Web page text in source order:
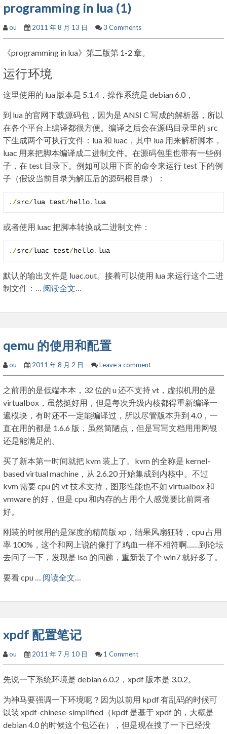
programming in lua (1)
ou 2011 年 8 月 13 日 3 Comments
《programming in lua》第二版第 1-2 章。
运行环境
这里使用的 lua 版本是 5.1.4，操作系统是 debian 6.0，
到 lua 的官网下载源码包，因为是 ANSI C 写成的解析器，所以
在各个平台上编译都很方便。编译之后会在源码目录里的 src
下生成两个可执行文件：lua 和 luac，其中 lua 用来解析脚本，
luac 用来把脚本编译成二进制文件。在源码包里也带有一些例
子，在 test 目录下。例如可以用下面的命令来运行 test 下的例
子（假设当前目录为解压后的源码根目录）：
./src/lua test/hello. lua
或者使用 luac 把脚本转换成二进制文件：
./src/luac test/hello. lua
默认的输出文件是 luac.out。接着可以使用 lua 来运行这个二进
制文件：… 阅读全文…
qemu 的使用和配置
ou 2011 年 8 月 2 日 Leave a comment
之前用的是低端本本，32 位的 u 还不支持 vt，虚拟机用的是
virtualbox，虽然挺好用，但是每次升级内核都得重新编译一
遍模块，有时还不一定能编译过，所以尽管版本升到 4.0，一
直在用的都是 1.6.6 版，虽然简陋点，但是写写文档用用网银
还是能满足的。
买了新本第一时间就把 kvm 装上了。kvm 的全称是 kernel-
based virtual machine，从 2.6.20 开始集成到内核中。不过
kvm 需要 cpu 的 vt 技术支持，图形性能也不如 virtualbox 和
vmware 的好，但是 cpu 和内存的占用个人感觉要比前两者
好。
刚装的时候用的是深度的精简版 xp，结果风扇狂转，cpu 占用
率 100%，这个和网上说的像打了鸡血一样不相符啊……到论坛
去问了一下，发现是 iso 的问题，重新装了个 win7 就好多了。
要看 cpu … 阅读全文…
xpdf 配置笔记
ou 2011 年 7 月 10 日 1 Comment
先说一下系统环境是 debian 6.0.2，xpdf 版本是 3.0.2。
为神马要强调一下环境呢？因为以前用 kpdf 有乱码的时候可
以装 xpdf-chinese-simplified（kpdf 是基于 xpdf 的，大概是
debian 4.0 的时候这个包还在），但是现在搜了一下已经没